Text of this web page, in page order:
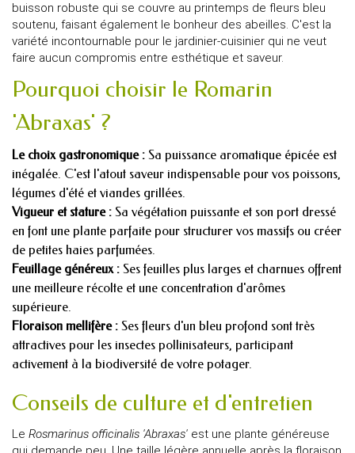
buisson robuste qui se couvre au printemps de fleurs bleu
soutenu, faisant également le bonheur des abeilles. C'est la
variété incontournable pour le jardinier-cuisinier qui ne veut
faire aucun compromis entre esthétique et saveur.
Pourquoi choisir le Romarin
'Abraxas' ?
Le choix gastronomique : Sa puissance aromatique épicée est
inégalée. C'est l'atout saveur indispensable pour vos poissons,
légumes d'été et viandes grillées.
Vigueur et stature : Sa végétation puissante et son port dressé
en font une plante parfaite pour structurer vos massifs ou créer
de petites haies parfumées.
Feuillage généreux : Ses feuilles plus larges et charnues offrent
une meilleure récolte et une concentration d'arômes
supérieure.
Floraison mellifère : Ses fleurs d'un bleu profond sont très
attractives pour les insectes pollinisateurs, participant
activement à la biodiversité de votre potager.
Conseils de culture et d'entretien
Le Rosmarinus officinalis 'Abraxas' est une plante généreuse